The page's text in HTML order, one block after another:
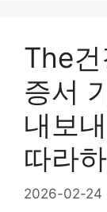
The
증서
내보
따라
2026-02-24